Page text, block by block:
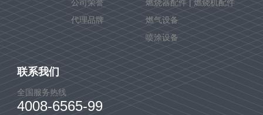
公司荣誉
代理品牌
燃烧器配件 | 燃烧机配件
燃气设备
喷涂设备
联系我们
全国服务热线
4008-6565-99